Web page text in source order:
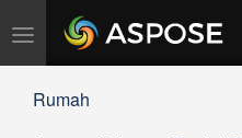
Alihkan
navigasi
Rumah